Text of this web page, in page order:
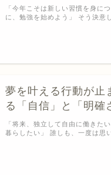
「今年こそは新しい習慣を身に
に、勉強を始めよう」 そう決意
夢を叶える行動が止
る「自信」と「明確
「将来、独立して自由に働きた
暮らしたい」 誰しも、一度は思